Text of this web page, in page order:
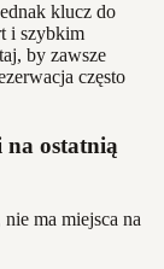
klucz do
i szybkim
by zawsze
często
na ostatnią
ma miejsca na